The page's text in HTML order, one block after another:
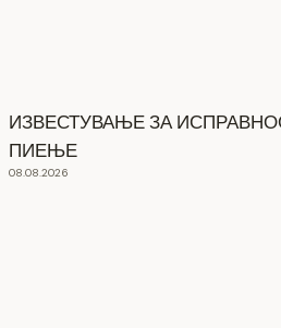
ИЗВЕСТУВАЊЕ ЗА
ПИЕЊЕ
08.08.2026